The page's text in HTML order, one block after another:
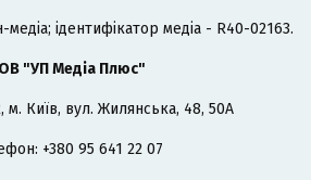
ідентифікатор медіа - R40-02163.
"УП Медіа Плюс"
м. Київ, вул. Жилянська, 48, 50А
+380 95 641 22 07